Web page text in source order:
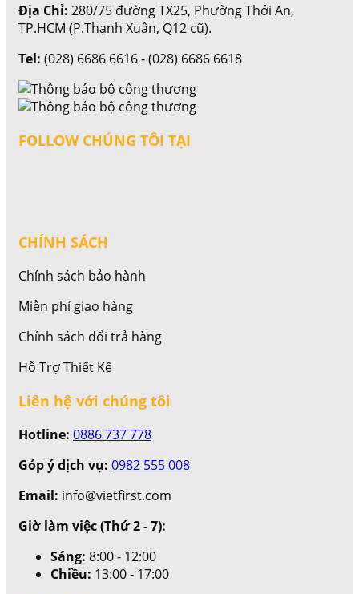
Địa Chỉ: 280/75 đường TX25, Phường Thới An,
TP.HCM (P.Thạnh Xuân, Q12 cũ).
Tel: (028) 6686 6616 - (028) 6686 6618
FOLLOW CHÚNG TÔI TẠI
CHÍNH SÁCH
Chính sách bảo hành
Miễn phí giao hàng
Chính sách đổi trả hàng
Hỗ Trợ Thiết Kế
Liên hệ với chúng tôi
Hotline: 0886 737 778
Góp ý dịch vụ: 0982 555 008
Email: info@vietfirst.com
Giờ làm việc (Thứ 2 - 7):
Sáng: 8:00 - 12:00
Chiều: 13:00 - 17:00